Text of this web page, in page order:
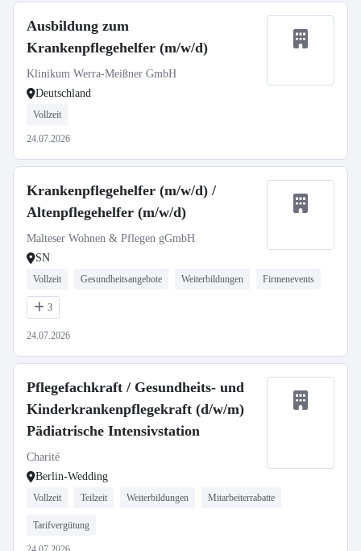
Ausbildung zum
Krankenpflegehelfer (m/w/d)
Klinikum Werra-Meißner GmbH
Deutschland
Vollzeit
24.07.2026
Krankenpflegehelfer (m/w/d) /
Altenpflegehelfer (m/w/d)
Malteser Wohnen & Pflegen gGmbH
SN
Vollzeit Gesundheitsangebote Weiterbildungen Firmenevents
3
24.07.2026
Pflegefachkraft / Gesundheits- und
Kinderkrankenpflegekraft (d/w/m)
Pädiatrische Intensivstation
Charité
Berlin-Wedding
Vollzeit Teilzeit Weiterbildungen Mitarbeiterrabatte
Tarifvergütung